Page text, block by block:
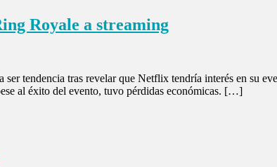
Royale a streaming
tendencia tras revelar que Netflix tendría interés en su
al éxito del evento, tuvo pérdidas económicas. […]